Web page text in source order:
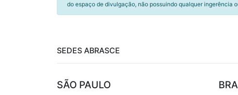
do espaço de divulgação, não possuindo qualquer ingerência
SEDES ABRASCE
SÃO PAULO